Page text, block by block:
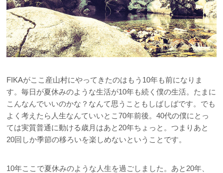
FIKAがここ産山村にやってきたのはもう10年も前になりま
す。毎日が夏休みのような生活が10年も続く僕の生活。たまに
こんなんでいいのかな？なんて思うこともしばしばです。でも
よく考えたら人生なんていいとこ70年前後。40代の僕にとっ
ては実質普通に動ける歳月はあと20年ちょっと。つまりあと
20回しか季節の移ろいを楽しめないということです。
10年ここで夏休みのような人生を過ごしました。あと20年、